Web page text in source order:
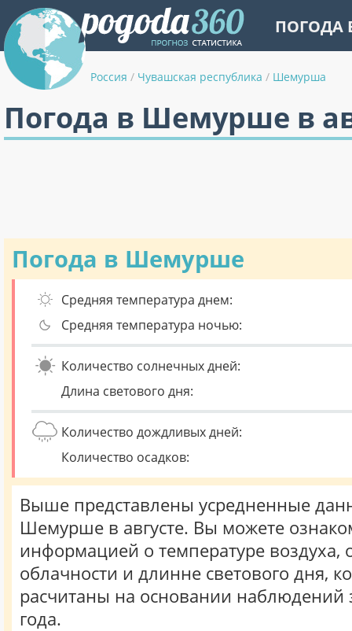
ПОГОДА
Россия / Чувашская республика / Шемурша
Погода в Шемурше в
Погода в Шемурше
Средняя температура днем:
Средняя температура ночью:
Количество солнечных дней:
Длина светового дня:
Количество дождливых дней:
Количество осадков:
Выше представлены усредненные
Шемурше в августе. Вы можете
информацией о температуре воздуха,
облачности и длинне светового дня,
расчитаны на основании наблюдений
года.